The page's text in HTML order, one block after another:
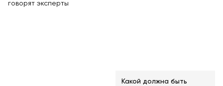
Какой должна быть